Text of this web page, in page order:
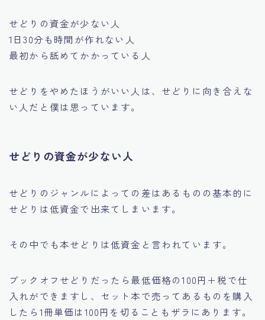
せどりの資金が少ない人
1日30分も時間が作れない人
最初から舐めてかかっている人
せどりをやめたほうがいい人は、せどりに向き合えな
い人だと僕は思っています。
せどりの資金が少ない人
せどりのジャンルによっての差はあるものの基本的に
せどりは低資金で出来てしまいます。
その中でも本せどりは低資金と言われています。
ブックオフせどりだったら最低価格の100円＋税で仕
入れができますし、セット本で売ってあるものを購入
したら1冊単価は100円を切ることもザラにあります。